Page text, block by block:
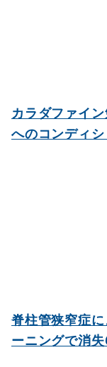
カラダファイ
へのコンディ
脊柱管狭窄症
ーニングで消